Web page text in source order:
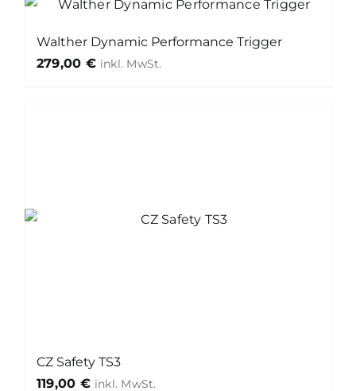
Walther Dynamic Performance Trigger
279,00 €
CZ Safety TS3
119,00 €